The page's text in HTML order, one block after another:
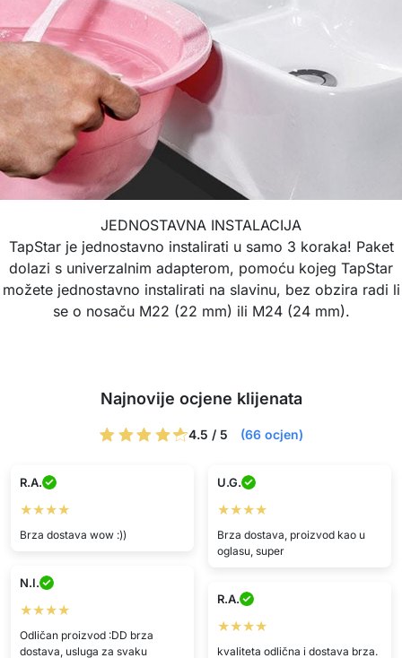
JEDNOSTAVNA INSTALACIJA
TapStar je jednostavno instalirati u samo 3 koraka! Paket
dolazi s univerzalnim adapterom, pomoću kojeg TapStar
možete jednostavno instalirati na slavinu, bez obzira radi li
se o nosaču M22 (22 mm) ili M24 (24 mm).
Najnovije ocjene klijenata
4.5 / 5 (66 ocjen)
R.A.
★★★★
Brza dostava wow :))
U.G.
★★★★
Brza dostava, proizvod kao u
oglasu, super
N.I.
★★★★
Odličan proizvod :DD brza
dostava, usluga za svaku
R.A.
★★★★
kvaliteta odlična i dostava brza.